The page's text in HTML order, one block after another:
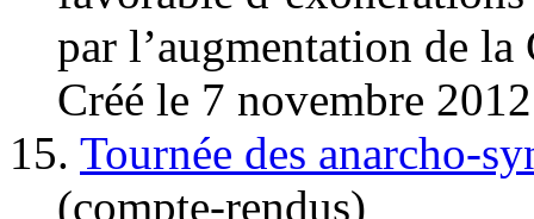
par l’augmentation de la
Créé le 7 novembre 2012
15. Tournée des anarcho-
(compte-rendus)